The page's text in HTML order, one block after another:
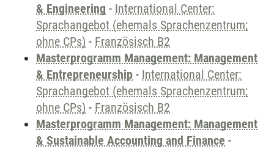
& Engineering - International Center:
Sprachangebot (ehemals Sprachenzentrum;
ohne CPs) - Französisch B2
Masterprogramm Management: Management
& Entrepreneurship - International Center:
Sprachangebot (ehemals Sprachenzentrum;
ohne CPs) - Französisch B2
Masterprogramm Management: Management
& Sustainable Accounting and Finance -